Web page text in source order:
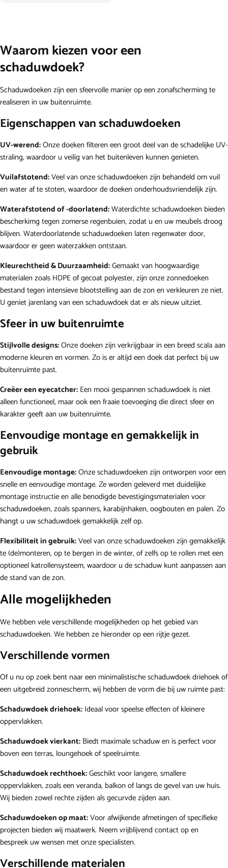
Waarom kiezen voor een
schaduwdoek?
Schaduwdoeken zijn een sfeervolle manier op een zonafscherming te
realiseren in uw buitenruimte.
Eigenschappen van schaduwdoeken
UV-werend:Onze doeken filteren een groot deel van de schadelijke UV-
straling, waardoor u veilig van het buitenleven kunnen genieten.
Vuilafstotend:Veel van onze schaduwdoeken zijn behandeld om vuil
en water af te stoten, waardoor de doeken onderhoudsvriendelijk zijn.
Waterafstotend of -doorlatend:Waterdichteschaduwdoeken bieden
bescherkimg tegen zomerse regenbuien, zodat u en uw meubels droog
blijven. Waterdoorlatendeschaduwdoeken laten regenwater door,
waardoor er geen waterzakken ontstaan.
Kleurechtheid & Duurzaamheid:Gemaakt van hoogwaardige
materialen zoals HDPE of gecoat polyester, zijn onze zonnedoeken
bestand tegen intensieve blootstelling aan de zon en verkleuren ze niet.
U geniet jarenlang van een schaduwdoek dat er als nieuw uitziet.
Sfeer in uw buitenruimte
Stijlvolle designs:Onze doeken zijn verkrijgbaar in een breed scala aan
moderne kleuren en vormen. Zo is er altijd een doek dat perfect bij uw
buitenruimte past.
Creëer een eyecatcher: Een mooi gespannen schaduwdoek is niet
alleen functioneel, maar ook een fraaie toevoeging die direct sfeer en
karakter geeft aan uw buitenruimte.
Eenvoudige montage en gemakkelijk in
gebruik
Eenvoudige montage:Onze schaduwdoeken zijn ontworpen voor een
snelle en eenvoudige montage. Ze worden geleverd met duidelijke
montage instructie en alle benodigde bevestigingsmaterialen voor
schaduwdoeken, zoals spanners, karabijnhaken, oogbouten en palen. Zo
hangt u uw schaduwdoek gemakkelijk zelf op.
Flexibiliteit in gebruik:Veel van onze schaduwdoeken zijn gemakkelijk
te (de)monteren, op te bergen in de winter, of zelfs op te rollen met een
optioneel katrollensysteem, waardoor u de schaduw kunt aanpassen aan
de stand van de zon.
Alle mogelijkheden
We hebben vele verschillende mogelijkheden op het gebied van
schaduwdoeken. We hebben ze hieronder op een rijtje gezet.
Verschillende vormen
Of u nu op zoek bent naar een minimalistische schaduwdoek driehoek of
een uitgebreid zonnescherm, wij hebben de vorm die bij uw ruimte past:
Schaduwdoek driehoek: Ideaal voor speelse effecten of kleinere
oppervlakken.
Schaduwdoek vierkant: Biedt maximale schaduw en is perfect voor
boven een terras, loungehoek of speelruimte.
Schaduwdoek rechthoek:Geschikt voor langere, smallere
oppervlakken, zoals een veranda, balkon of langs de gevel van uw huis.
Wij bieden zowel rechte zijden als gecurvde zijden aan.
Schaduwdoeken op maat:Voor afwijkende afmetingen of specifieke
projecten bieden wij maatwerk. Neem vrijblijvend contactop en
bespreek uw wensen met onze specialisten.
Verschillende materialen